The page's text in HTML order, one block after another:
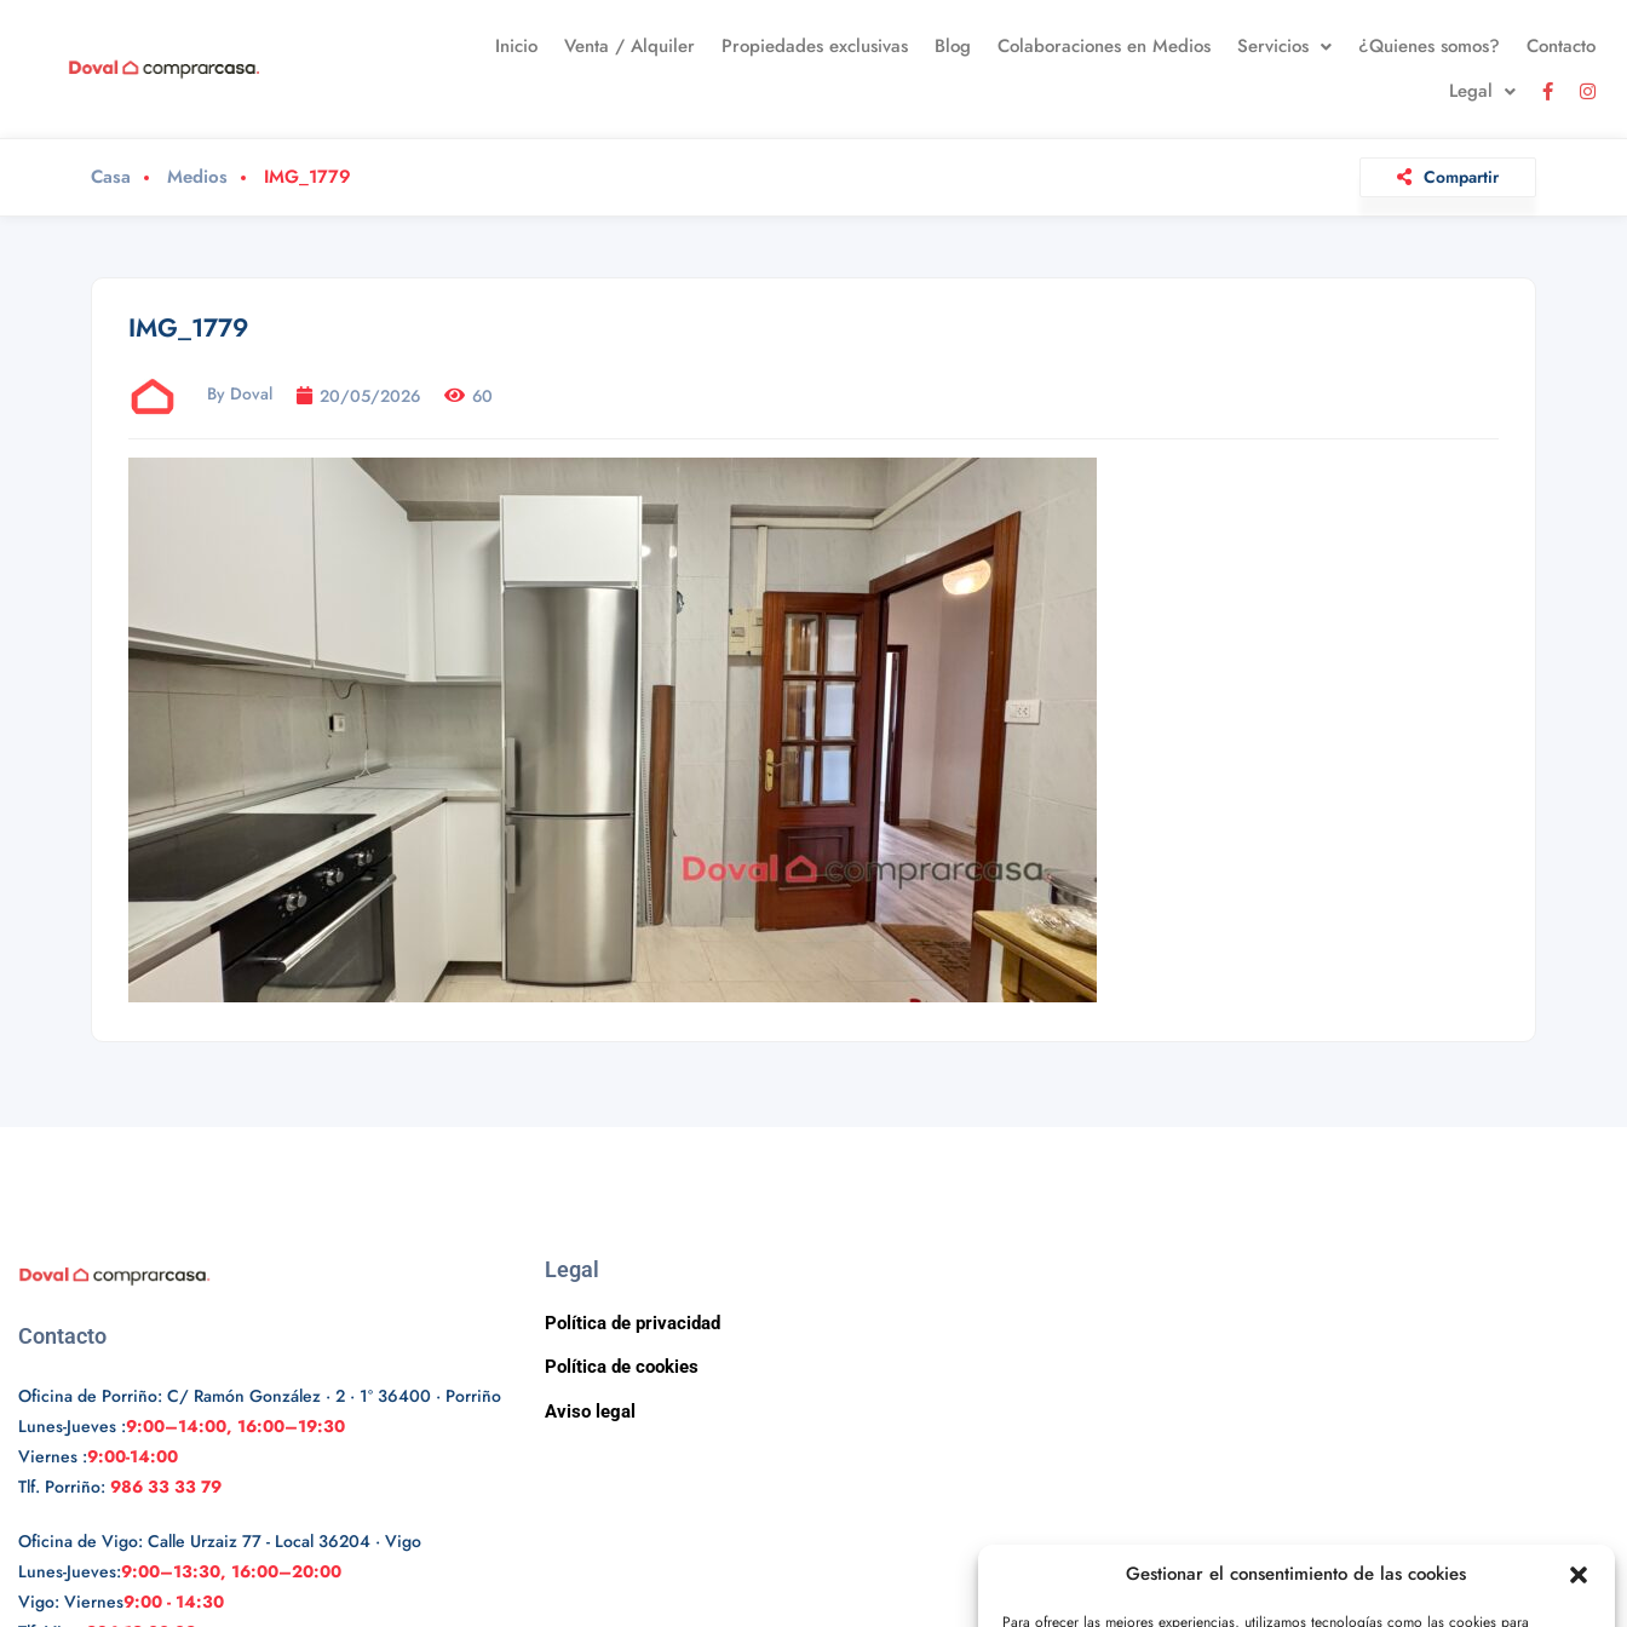
Gestionar el consentimiento de las cookies
Para ofrecer las mejores experiencias, utilizamos tecnologías como las cookies para
Inicio Venta / Alquiler Propiedades exclusivas Blog Colaboraciones en Medios Servicios ¿Quienes somos?
Contacto
Legal
Casa Medios IMG_1779 Compartir
IMG_1779
By Doval 20/05/2026 60
Contacto
Oficina de Porriño: C/ Ramón González · 2 · 1º 36400 · Porriño
Lunes-Jueves :9:00–14:00, 16:00–19:30
Viernes :9:00-14:00
Tlf. Porriño: 986 33 33 79
Oficina de Vigo: Calle Urzaiz 77 - Local 36204 · Vigo
Lunes-Jueves:9:00–13:30, 16:00–20:00
Vigo: Viernes9:00 - 14:30
Legal
Política de privacidad
Política de cookies
Aviso legal